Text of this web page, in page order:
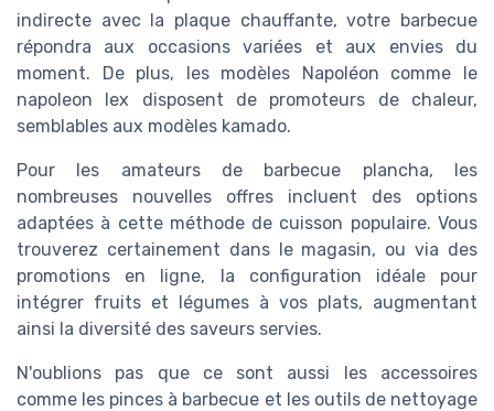
indirecte avec la plaque chauffante, votre barbecue
répondra aux occasions variées et aux envies du
moment. De plus, les modèles Napoléon comme le
napoleon lex disposent de promoteurs de chaleur,
semblables aux modèles kamado.
Pour les amateurs de barbecue plancha, les
nombreuses nouvelles offres incluent des options
adaptées à cette méthode de cuisson populaire. Vous
trouverez certainement dans le magasin, ou via des
promotions en ligne, la configuration idéale pour
intégrer fruits et légumes à vos plats, augmentant
ainsi la diversité des saveurs servies.
N'oublions pas que ce sont aussi les accessoires
comme les pinces à barbecue et les outils de nettoyage